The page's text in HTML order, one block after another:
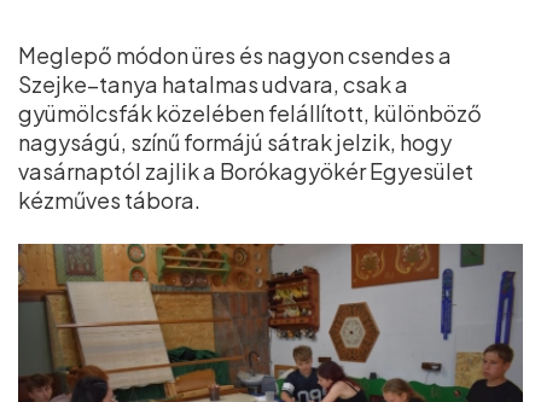
Meglepő módon üres és nagyon csendes a
Szejke–tanya hatalmas udvara, csak a
gyümölcsfák közelében felállított, különböző
nagyságú, színű formájú sátrak jelzik, hogy
vasárnaptól zajlik a Borókagyökér Egyesület
kézműves tábora.